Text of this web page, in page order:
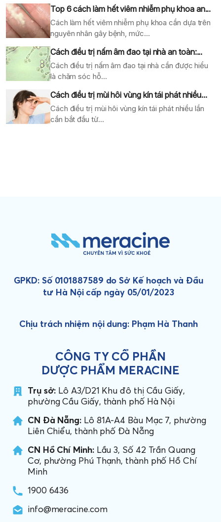
Top 6 cách làm hết viêm nhiễm phụ khoa an...
Cách làm hết viêm nhiễm phụ khoa cần dựa trên
nguyên nhân gây bệnh, mức...
Cách điều trị nấm âm đao tại nhà an toàn:...
Cách điều trị nấm âm đao tại nhà cần được hiểu
là chăm sóc hỗ...
Cách điều trị mùi hôi vùng kín tái phát nhiều...
Cách điều trị mùi hôi vùng kín tái phát nhiều lần
cần bắt đầu từ...
GPKD: Số 0101887589 do Sở Kế hoạch và Đầu
tư Hà Nội cấp ngày 05/01/2023
Chịu trách nhiệm nội dung: Phạm Hà Thanh
CÔNG TY CỔ PHẦN
DƯỢC PHẨM MERACINE
Trụ sở: Lô A3/D21 Khu đô thị Cầu Giấy,
phường Cầu Giấy, thành phố Hà Nội
CN Đà Nẵng: Lô 81A-A4 Bàu Mạc 7, phường
Liên Chiểu, thành phố Đà Nẵng
CN Hồ Chí Minh:Lầu 3, Số 42 Trần Quang
Cơ, phường Phú Thạnh, thành phố Hồ Chí
Minh
1900 6436
info@meracine.com